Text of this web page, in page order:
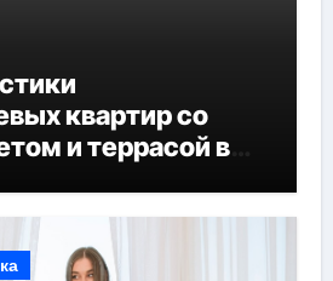
квартир со
и террасой в